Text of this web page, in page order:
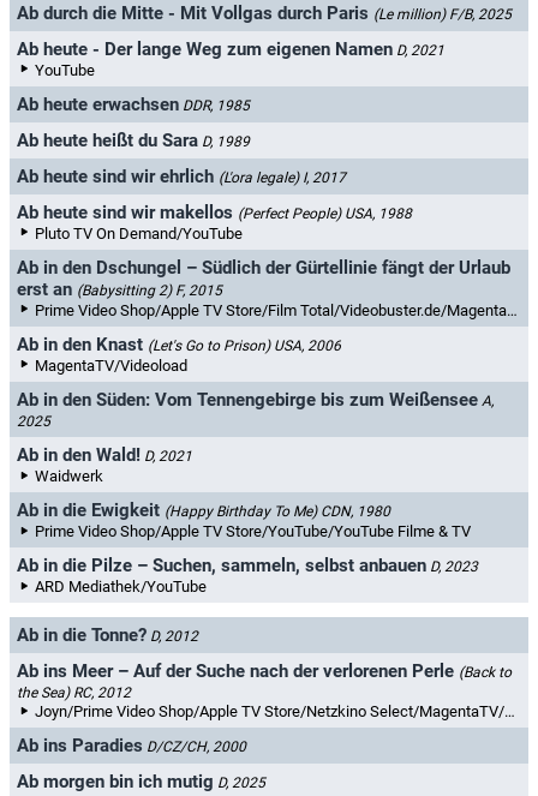
Ab durch die Mitte - Mit Vollgas durch Paris (Le million) F/B, 2025
Ab heute - Der lange Weg zum eigenen Namen D, 2021
YouTube
Ab heute erwachsen DDR, 1985
Ab heute heißt du Sara D, 1989
Ab heute sind wir ehrlich (L'ora legale) I, 2017
Ab heute sind wir makellos (Perfect People) USA, 1988
Pluto TV On Demand/YouTube
Ab in den Dschungel – Südlich der Gürtellinie fängt der Urlaub
erst an (Babysitting 2) F, 2015
Prime Video Shop/Apple TV Store/Film Total/Videobuster.de/MagentaTV/YouTube Filme & TV/maxdome/Videoload
Ab in den Knast (Let's Go to Prison) USA, 2006
MagentaTV/Videoload
Ab in den Süden: Vom Tennengebirge bis zum Weißensee A,
2025
Ab in den Wald! D, 2021
Waidwerk
Ab in die Ewigkeit (Happy Birthday To Me) CDN, 1980
Prime Video Shop/Apple TV Store/YouTube/YouTube Filme & TV
Ab in die Pilze – Suchen, sammeln, selbst anbauen D, 2023
ARD Mediathek/YouTube
Ab in die Tonne? D, 2012
Ab ins Meer – Auf der Suche nach der verlorenen Perle (Back to
the Sea) RC, 2012
Joyn/Prime Video Shop/Apple TV Store/Netzkino Select/MagentaTV/YouTube/maxdome/Videoload/Netzkino/NetzkinoPlus
Ab ins Paradies D/CZ/CH, 2000
Ab morgen bin ich mutig D, 2025